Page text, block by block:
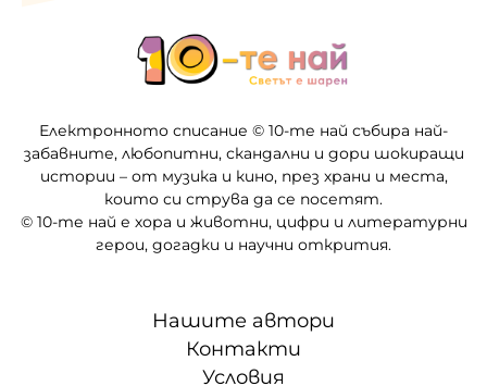
Електронното списание © 10-те най събира най-
забавните, любопитни, скандални и дори шокиращи
истории – от музика и кино, през храни и места,
които си струва да се посетят.
© 10-те най е хора и животни, цифри и литературни
герои, догадки и научни открития.
Нашите автори
Контакти
Условия